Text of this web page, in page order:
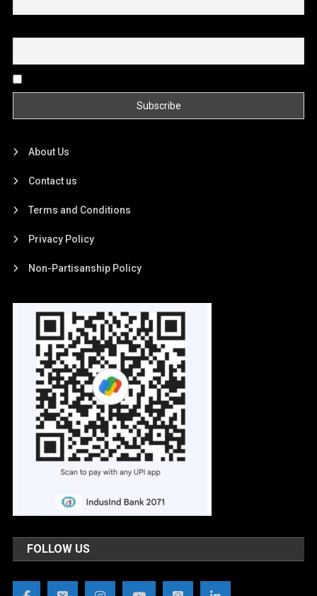
About Us
Contact us
Terms and Conditions
Privacy Policy
Non-Partisanship Policy
FOLLOW US